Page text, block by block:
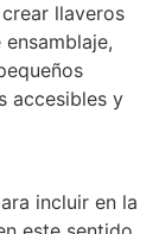
llaveros
accesibles y
incluir en la